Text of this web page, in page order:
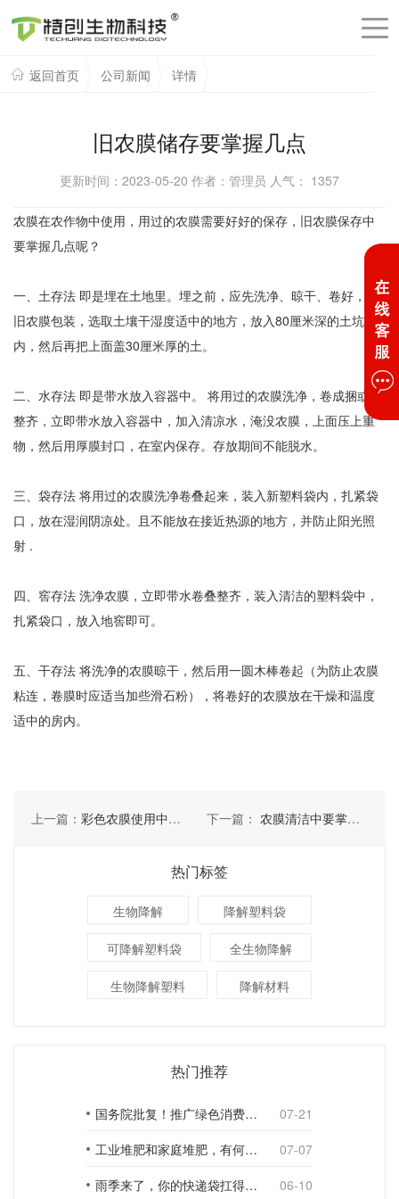
返回首页 公司新闻 详情
旧农膜储存要掌握几点
更新时间：2023-05-20 作者：管理员 人气： 1357
农膜在农作物中使用，用过的农膜需要好好的保存，旧农膜保存中
要掌握几点呢？
一、土存法 即是埋在土地里。埋之前，应先洗净、晾干、卷好，用
旧农膜包装，选取土壤干湿度适中的地方，放入80厘米深的土坑
内，然后再把上面盖30厘米厚的土。
二、水存法 即是带水放入容器中。 将用过的农膜洗净，卷成捆或叠
整齐，立即带水放入容器中，加入清凉水，淹没农膜，上面压上重
物，然后用厚膜封口，在室内保存。存放期间不能脱水。
三、袋存法 将用过的农膜洗净卷叠起来，装入新塑料袋内，扎紧袋
口，放在湿润阴凉处。且不能放在接近热源的地方，并防止阳光照
射 .
四、窖存法 洗净农膜，立即带水卷叠整齐，装入清洁的塑料袋中，
扎紧袋口，放入地窖即可。
五、干存法 将洗净的农膜晾干，然后用一圆木棒卷起（为防止农膜
粘连，卷膜时应适当加些滑石粉），将卷好的农膜放在干燥和温度
适中的房内。
上一篇： 彩色农膜使用中要了解几点 下一篇： 农膜清洁中要掌握哪些小技巧
热门标签
生物降解 降解塑料袋
可降解塑料袋 全生物降解
生物降解塑料 降解材料
热门推荐
国务院批复！推广绿色消费，引导使用环保可降解包装材料
07-21
工业堆肥和家庭堆肥，有何不同？
07-07
雨季来了，你的快递袋扛得住吗？
06-10